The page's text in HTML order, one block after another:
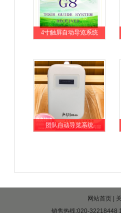
4寸触屏自动导览系统
团队自动导览系统
网站首页|
销售热线:020-32218448